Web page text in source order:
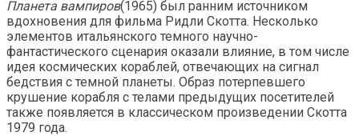
Планета вампиров(1965) был ранним источником
вдохновения для фильма Ридли Скотта. Несколько
элементов итальянского темного научно-
фантастического сценария оказали влияние, в том числе
идея космических кораблей, отвечающих на сигнал
бедствия с темной планеты. Образ потерпевшего
крушение корабля с телами предыдущих посетителей
также появляется в классическом произведении Скотта
1979 года.